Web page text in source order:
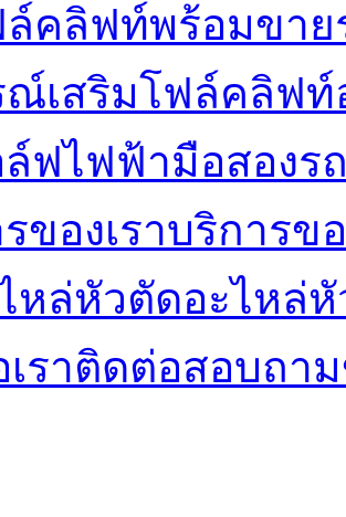
ล์คลิฟท์พร้อมขาย
ณ์เสริมโฟล์คลิฟท์
ฟไฟฟ้ามือสองร
ของเราบริการข
หล่หัวตัดอะไหล่
ราติดต่อสอบถา